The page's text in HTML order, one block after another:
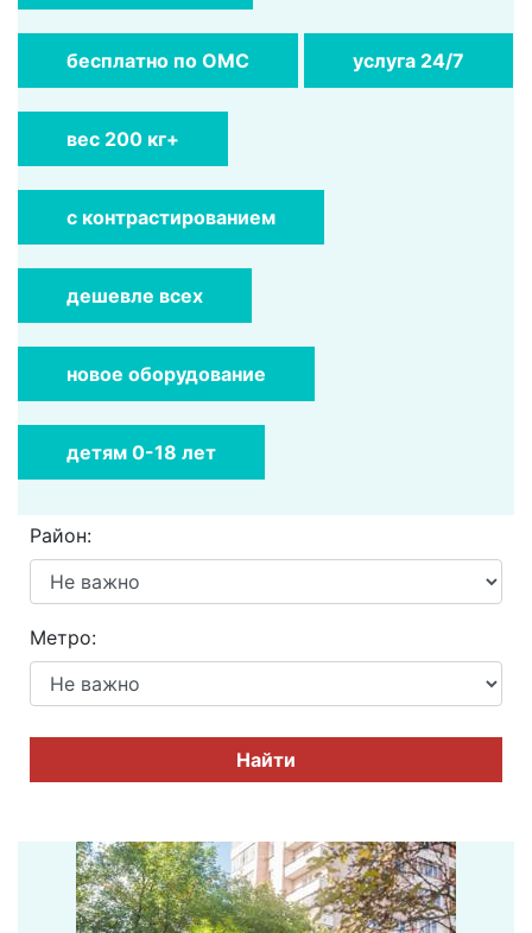
бесплатно по ОМС услуга 24/7
вес 200 кг+
с контрастированием
дешевле всех
новое оборудование
детям 0-18 лет
Район:
Метро:
Найти